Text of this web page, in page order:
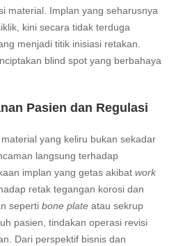
material. Implan yang seharusnya
kini secara tidak terduga
menjadi titik inisiasi retakan.
blind spot yang berbahaya
Pasien dan Regulasi
yang keliru bukan sekadar
langsung terhadap
implan yang getas akibat work
retak tegangan korosi dan
seperti bone plate atau sekrup
pasien, tindakan operasi revisi
Dari perspektif bisnis dan